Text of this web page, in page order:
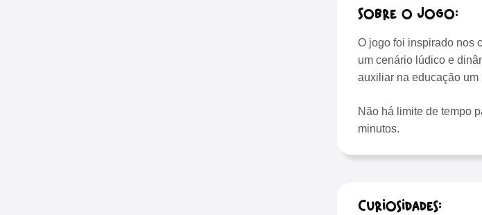
Sobre o Jogo:
O jogo foi inspirado nos
um cenário lúdico e
auxiliar na educação um
Não há limite de tempo
minutos.
Curiosidades: